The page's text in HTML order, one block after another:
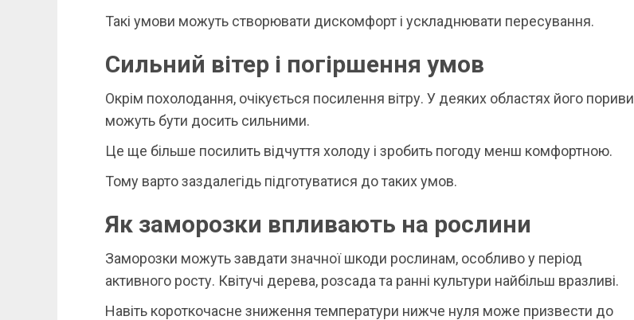
Такі умови можуть створювати дискомфорт і ускладнювати пересування.
Сильний вітер і погіршення умов
Окрім похолодання, очікується посилення вітру. У деяких областях його пориви
можуть бути досить сильними.
Це ще більше посилить відчуття холоду і зробить погоду менш комфортною.
Тому варто заздалегідь підготуватися до таких умов.
Як заморозки впливають на рослини
Заморозки можуть завдати значної шкоди рослинам, особливо у період
активного росту. Квітучі дерева, розсада та ранні культури найбільш вразливі.
Навіть короткочасне зниження температури нижче нуля може призвести до